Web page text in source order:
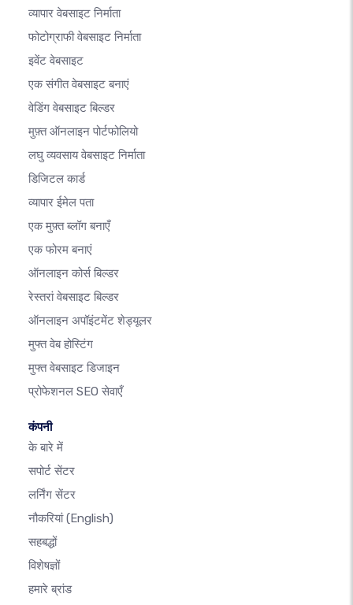
व्यापार वेबसाइट निर्माता
फोटोग्राफी वेबसाइट निर्माता
इवेंट वेबसाइट
एक संगीत वेबसाइट बनाएं
वेडिंग वेबसाइट बिल्डर
मुफ़्त ऑनलाइन पोर्टफोलियो
लघु व्यवसाय वेबसाइट निर्माता
डिजिटल कार्ड
व्यापार ईमेल पता
एक मुफ़्त ब्लॉग बनाएँ
एक फोरम बनाएं
ऑनलाइन कोर्स बिल्डर
रेस्तरां वेबसाइट बिल्डर
ऑनलाइन अपॉइंटमेंट शेड्यूलर
मुफ्त वेब होस्टिंग
मुफ्त वेबसाइट डिजाइन
प्रोफेशनल SEO सेवाएँ
कंपनी
के बारे में
सपोर्ट सेंटर
लर्निंग सेंटर
नौकरियां(English)
सहबद्धों
विशेषज्ञों
हमारे ब्रांड